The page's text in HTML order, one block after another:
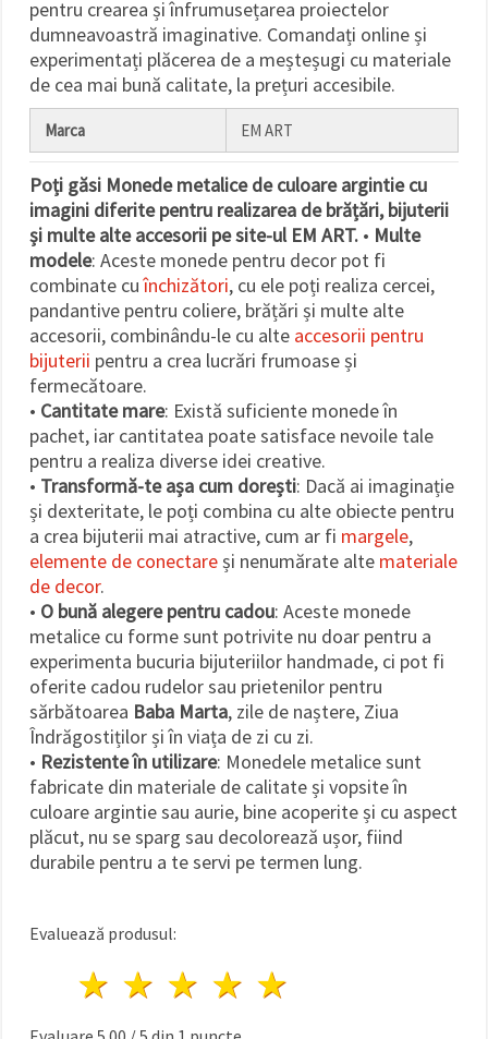
pentru crearea și înfrumusețarea proiectelor
dumneavoastră imaginative. Comandați online și
experimentați plăcerea de a meșteșugi cu materiale
de cea mai bună calitate, la prețuri accesibile.
Marca EM ART
Poți găsi Monede metalicede culoare argintie cu
imagini diferite pentru realizarea de brățări, bijuterii
și multe alte accesorii pe site-ul EM ART. • Multe
modele: Aceste monede pentru decor pot fi
combinate cuînchizători, cu ele poți realiza cercei,
pandantive pentru coliere, brățări și multe alte
accesorii, combinându-le cu alte accesorii pentru
bijuterii pentru a crea lucrări frumoase și
fermecătoare.
• Cantitate mare: Există suficiente monede în
pachet, iar cantitatea poate satisface nevoile tale
pentru a realiza diverse idei creative.
• Transformă-te așa cum dorești: Dacă ai imaginație
și dexteritate, le poți combina cu alte obiecte pentru
a crea bijuterii mai atractive, cum ar fi margele,
elemente de conectareși nenumărate alte materiale
de decor.
• O bună alegere pentru cadou: Aceste monede
metalice cu forme sunt potrivite nu doar pentru a
experimenta bucuria bijuteriilor handmade, ci pot fi
oferite cadou rudelor sau prietenilor pentru
sărbătoarea Baba Marta, zile de naștere, Ziua
Îndrăgostiților și în viața de zi cu zi.
• Rezistente în utilizare: Monedele metalice sunt
fabricate din materiale de calitate și vopsite în
culoare argintie sau aurie, bine acoperite și cu aspect
plăcut, nu se sparg sau decolorează ușor, fiind
durabile pentru a te servi pe termen lung.
Evaluează produsul:
4 stele
3 stele
2 stele
1 stea